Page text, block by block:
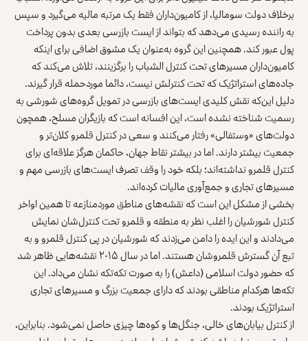
برخلاف دولت سومالیا، از کامیون‌دارانفقط یک مرتبه مالیه می‌گیردو سپس
به راننده رسیدی می‌دهد که بتواند از ایست بازرسی بعدی بدون پرداخت
پول عبور کند. همچنین این گروه به‌‌عنوان یک مشوق اضافی برای اینکه
کامیون‌داران مسیرهای تحت کنترل الشباب را برگزینند، تلاش می‌کند که
جاده‌های استراتژیک که تحت کنترلش نیست، دائما موردحمله قرار گیرند.
دلیل این‌که نقش کلیدی ایست‌های بازرسی در تمویل گروه‌های شورشی به
رسمیت شناخته نشده است، این افسانه است که بازیگران مسلح، همچون
دولت‌های «وستفالی» رفتار می‌کنند و سعی در کنترل قلمرو کلان‌تر و
جمعیت بیشتر دارند. اما در بیشتر نقاط جهان، حاکمان هرگز علاقه‌ای برای
کنترل قلمرو نداشته‌اند؛ بلکه خود را وقف تصرف ایست‌های بازرسی مهم و
مسیرهای تجاری و جمع‌آوری مالیات کرده‌اند.
بخشی از مشکل این است که نقشه‌های مناطق موردمنازعه تا همین اواخر
کنترل شورشیان را اغلب نظر به منطقه و قلمرو تحت کنترل‌شان نمایش
می‌دادند و این ایده را دامن می‌زدند که شورشیان در پی کنترل قلمرو و به
تبع آن گسترش قلمروشان هستند. اما در سال ۲۰۱۵ نقشه‌هایی ظاهر شد
کهحضور دولت اسلامی(داعش) را به صورت تکه‌تکه نشان می‌داد. این
تکه‌ها هرکدام مناطقی بودند که دارای جمعیت بزرگ و مسیرهای تجاری
استراتژیک بودند.
از کنترل بیابان‌های خالی، جنگل‌ها و کوه‌ها چیزی حاصل نمی‌شود. بنابراین،